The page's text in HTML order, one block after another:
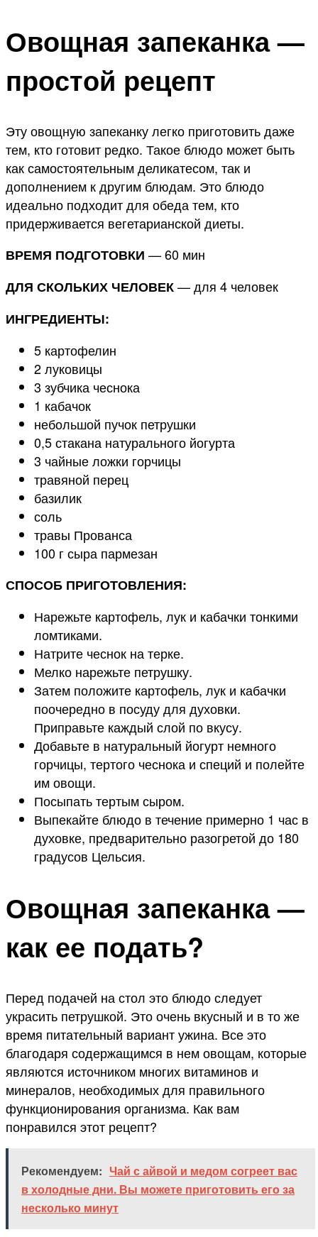
Овощная запеканка —
простой рецепт
Эту овощную запеканку легко приготовить даже
тем, кто готовит редко. Такое блюдо может быть
как самостоятельным деликатесом, так и
дополнением к другим блюдам. Это блюдо
идеально подходит для обеда тем, кто
придерживается вегетарианской диеты.
ВРЕМЯ ПОДГОТОВКИ — 60 мин
ДЛЯ СКОЛЬКИХ ЧЕЛОВЕК— для 4 человек
ИНГРЕДИЕНТЫ:
5 картофелин
2 луковицы
3 зубчика чеснока
1 кабачок
небольшой пучок петрушки
0,5 стакана натурального йогурта
3 чайные ложки горчицы
травяной перец
базилик
соль
травы Прованса
100 г сыра пармезан
СПОСОБ ПРИГОТОВЛЕНИЯ:
Нарежьте картофель, лук и кабачки тонкими
ломтиками.
Натрите чеснок на терке.
Мелко нарежьте петрушку.
Затем положите картофель, лук и кабачки
поочередно в посуду для духовки.
Приправьте каждый слой по вкусу.
Добавьте в натуральный йогурт немного
горчицы, тертого чеснока и специй и полейте
им овощи.
Посыпать тертым сыром.
Выпекайте блюдо в течение примерно 1 час в
духовке, предварительно разогретой до 180
градусов Цельсия.
Овощная запеканка —
как ее подать?
Перед подачей на стол это блюдо следует
украсить петрушкой. Это очень вкусный и в то же
время питательный вариант ужина. Все это
благодаря содержащимся в нем овощам, которые
являются источником многих витаминов и
минералов, необходимых для правильного
функционирования организма. Как вам
понравился этот рецепт?
Рекомендуем: Чай с айвой и медом согреет вас
в холодные дни. Вы можете приготовить его за
несколько минут